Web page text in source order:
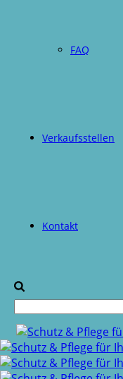
FAQ
Verkaufsstellen
Kontakt